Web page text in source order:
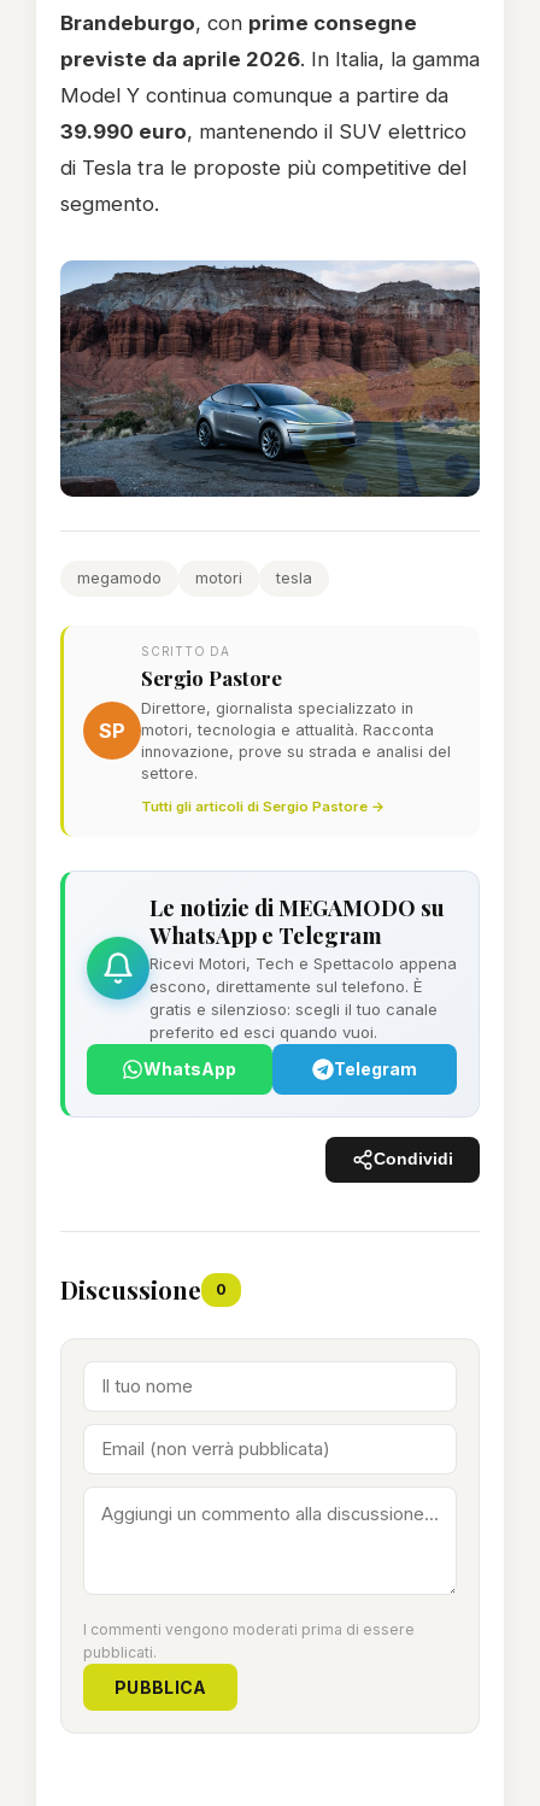
Brandeburgo, con prime consegne
previste da aprile 2026. In Italia, la gamma
Model Y continua comunque a partire da
39.990 euro, mantenendo il SUV elettrico
di Tesla tra le proposte più competitive del
segmento.
megamodo motori tesla
SP
SCRITTO DA
Sergio Pastore
Direttore, giornalista specializzato in
motori, tecnologia e attualità. Racconta
innovazione, prove su strada e analisi del
settore.
Tutti gli articoli di Sergio Pastore →
Le notizie di MEGAMODO su
WhatsApp e Telegram
Ricevi Motori, Tech e Spettacolo appena
escono, direttamente sul telefono. È
gratis e silenzioso: scegli il tuo canale
preferito ed esci quando vuoi.
WhatsApp Telegram
Condividi
Discussione 0
I commenti vengono moderati prima di essere
pubblicati.
PUBBLICA